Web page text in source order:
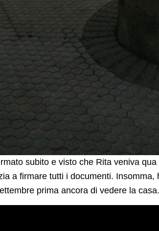
subito e visto che Rita veniva
a firmare tutti i documenti.
prima ancora di vedere la casa.